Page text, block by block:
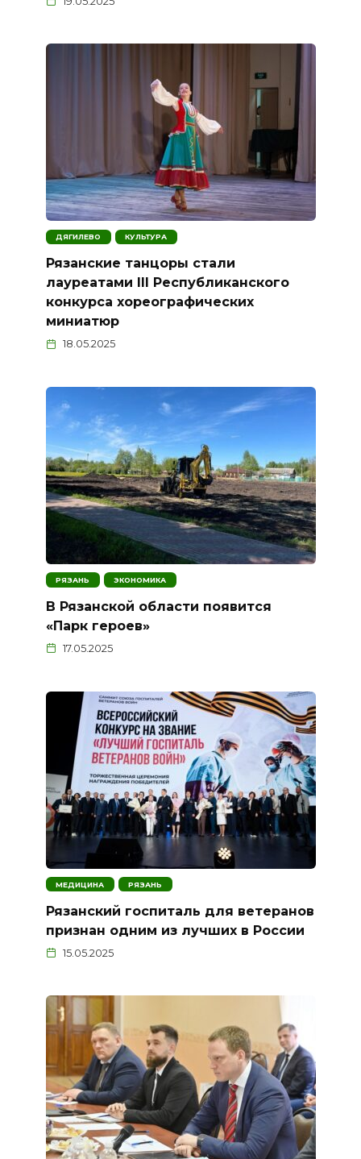
ДЯГИЛЕВО КУЛЬТУРА
Рязанские танцоры стали
лауреатами III Республиканского
конкурса хореографических
миниатюр
18.05.2025
РЯЗАНЬ ЭКОНОМИКА
В Рязанской области появится
«Парк героев»
17.05.2025
МЕДИЦИНА РЯЗАНЬ
Рязанский госпиталь для ветеранов
признан одним из лучших в России
15.05.2025